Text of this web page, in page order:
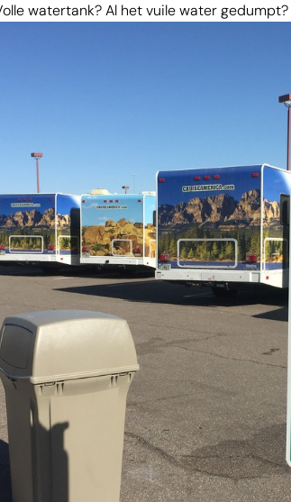
watertank? Al het vuile water gedumpt?